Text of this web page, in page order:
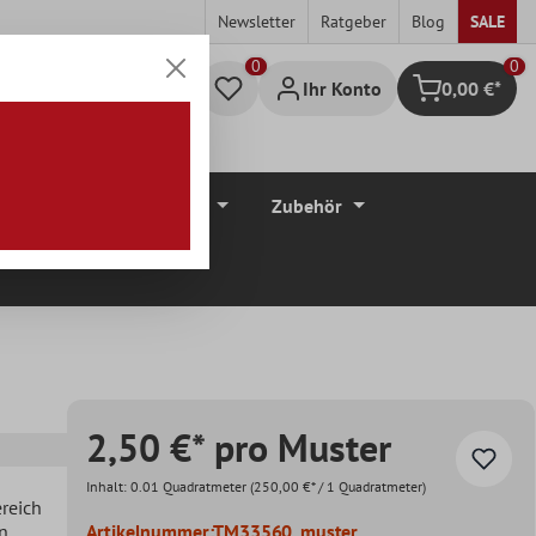
Newsletter Ratgeber Blog SALE
Ihr Konto Warenkorb
0
0,00 €*
Zubehör
2,50 €* pro Muster
Inhalt: 0.01 Quadratmeter (250,00 €* / 1 Quadratmeter)
Artikelnummer:TM33560_muster